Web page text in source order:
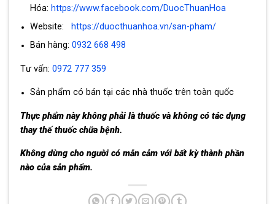
Hóa: https://www.facebook.com/DuocThuanHoa
Website:
https://duocthuanhoa.vn/san-pham/
Bán hàng: 0932 668 498
Tư vấn: 0972 777 359
Sản phẩm có bán tại các nhà thuốc trên toàn quốc
Thực phẩm này không phải là thuốc và không có tác dụng
thay thế thuốc chữa bệnh.
Không dùng cho người có mẫn cảm với bất kỳ thành phần
nào của sản phẩm.